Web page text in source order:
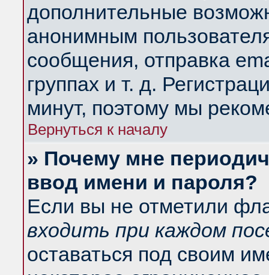
дополнительные
анонимным
сообщения, отправка
группах и т. д.
минут, поэтому мы
Вернуться к началу
» Почему мне
ввод имени и пароля?
Если вы не отметили
входить при каждом
оставаться под своим